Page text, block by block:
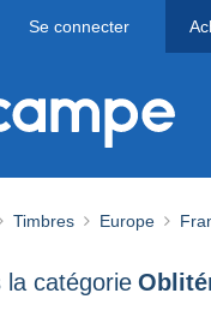
Se connecter
Timbres Europe
la catégorie